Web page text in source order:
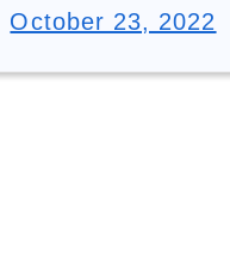
October 23, 2022